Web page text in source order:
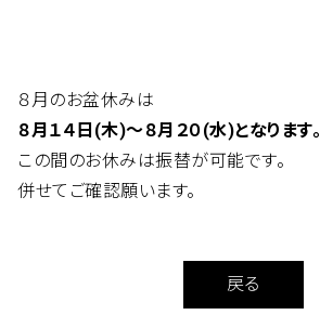
８月のお盆休みは
８月１４日(木)～８月２０(水)となります。
この間のお休みは振替が可能です。
併せてご確認願います。
戻る